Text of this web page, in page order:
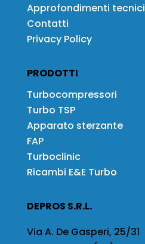
Approfondimenti tecnici
Contatti
Privacy Policy
PRODOTTI
Turbocompressori
Turbo TSP
Apparato sterzante
FAP
Turboclinic
Ricambi E&E Turbo
DEPROS S.R.L.
Via A. De Gasperi, 25/31